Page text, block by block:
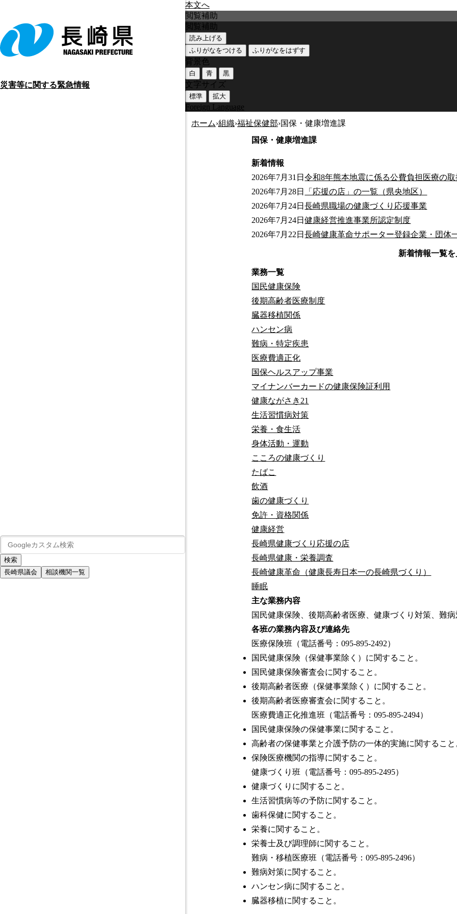
本文へ
災害等に関する緊急情報
長崎県議会 相談機関一覧
閲覧補助
閲覧補助
読み上げる
ふりがなをつける
ふりがなをはずす
背景色
白 青 黒
文字サイズ
標準 拡大
Foreign Language
ホーム›組織›福祉保健部›国保・健康増進課
国保・健康増進課
新着情報
2026年7月31日令和8年熊本地震に係る公費負担医療の
2026年7月28日
「応援の店」の一覧（県央地区）
2026年7月24日長崎県職場の健康づくり応援事業
2026年7月24日健康経営推進事業所認定制度
2026年7月22日長崎健康革命サポーター登録企業・団体
管理栄養士免許の各種申請手続き
令和8年度ながさきヘルシーアワード（
新着情報一覧
業務一覧
国民健康保険
後期高齢者医療制度
臓器移植関係
ハンセン病
難病・特定疾患
医療費適正化
国保ヘルスアップ事業
マイナンバーカードの健康保険証利用
健康ながさき21
生活習慣病対策
栄養・食生活
身体活動・運動
こころの健康づくり
たばこ
飲酒
歯の健康づくり
免許・資格関係
健康経営
長崎県健康づくり応援の店
長崎県健康・栄養調査
長崎健康革命（健康長寿日本一の長崎県づくり）
睡眠
主な業務内容
国民健康保険、後期高齢者医療、健康づくり対策、難
各班の業務内容及び連絡先
医療保険班（電話番号：095-895-2492）
国民健康保険（保健事業除く）に関すること。
国民健康保険審査会に関すること。
後期高齢者医療（保健事業除く）に関すること。
後期高齢者医療審査会に関すること。
医療費適正化推進班（電話番号：095-895-2494）
国民健康保険の保健事業に関すること。
高齢者の保健事業と介護予防の一体的実施に関するこ
保険医療機関の指導に関すること。
健康づくり班（電話番号：095-895-2495）
健康づくりに関すること。
生活習慣病等の予防に関すること。
歯科保健に関すること。
栄養に関すること。
栄養士及び調理師に関すること。
難病・移植医療班（電話番号：095-895-2496）
難病対策に関すること。
ハンセン病に関すること。
臓器移植に関すること。